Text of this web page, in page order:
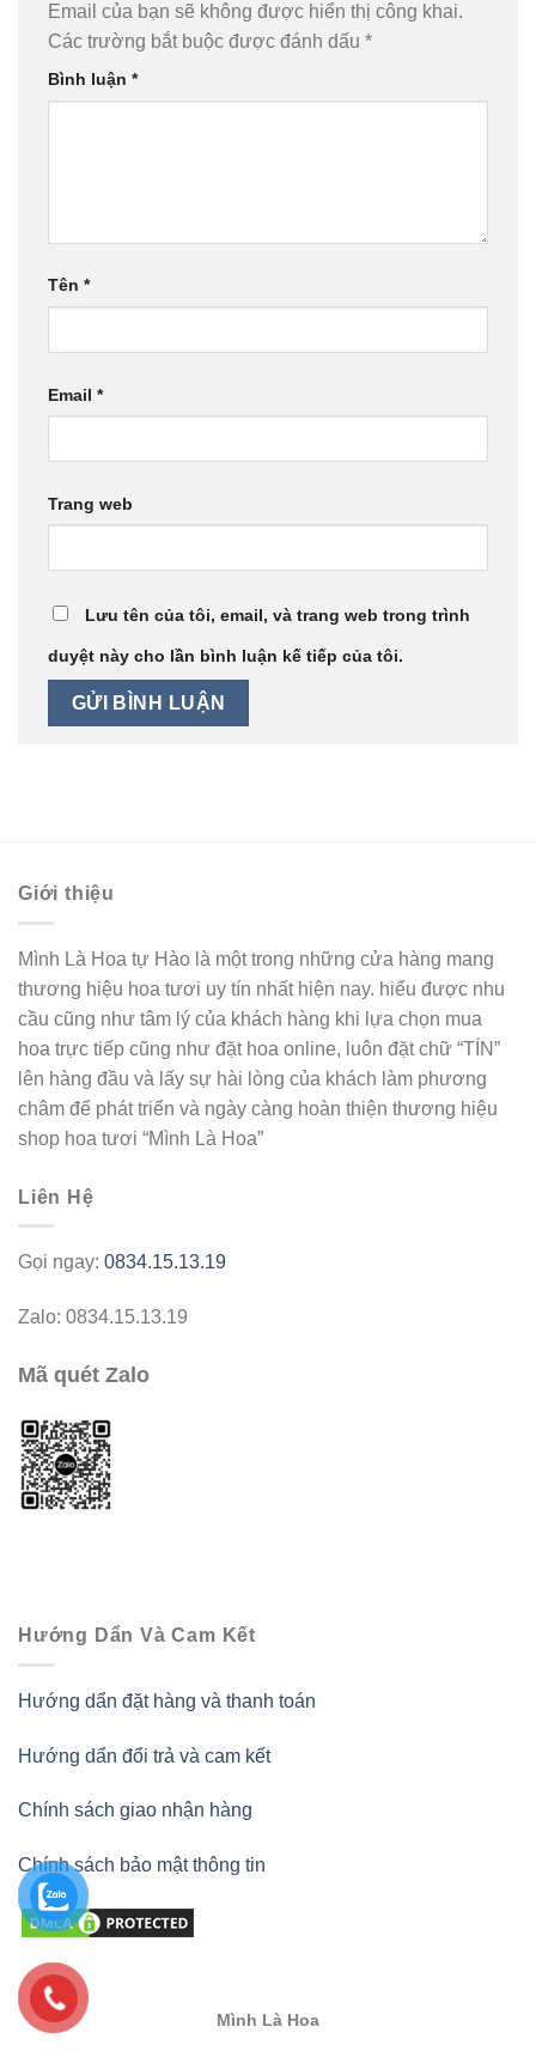
Email của bạn sẽ không được hiển thị công khai.
Các trường bắt buộc được đánh dấu *
Bình luận *
Tên *
Email *
Trang web
Lưu tên của tôi, email, và trang web trong trình
duyệt này cho lần bình luận kế tiếp của tôi.
Giới thiệu
Mình Là Hoa tự Hào là một trong những cửa hàng mang
thương hiệu hoa tươi uy tín nhất hiện nay. hiểu được nhu
cầu cũng như tâm lý của khách hàng khi lựa chọn mua
hoa trực tiếp cũng như đặt hoa online, luôn đặt chữ “TÍN”
lên hàng đầu và lấy sự hài lòng của khách làm phương
châm để phát triển và ngày càng hoàn thiện thương hiệu
shop hoa tươi “Mình Là Hoa”
Liên Hệ
Gọi ngay: 0834.15.13.19
Zalo: 0834.15.13.19
Mã quét Zalo
Hướng Dẩn Và Cam Kết
Hướng dẩn đặt hàng và thanh toán
Hướng dẩn đổi trả và cam kết
Chính sách giao nhận hàng
Chính sách bảo mật thông tin
Mình Là Hoa